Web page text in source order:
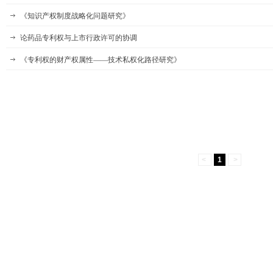
《知识产权制度战略化问题研究》
论药品专利权与上市行政许可的协调
《专利权的财产权属性——技术私权化路径研究》
< 1 >